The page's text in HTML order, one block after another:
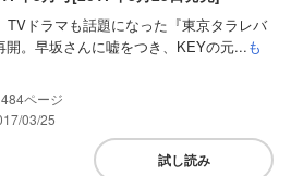
TVドラマも話題になった『東京タラレバ
開。早坂さんに嘘をつき、KEYの元...も
484
03/25
試し読み